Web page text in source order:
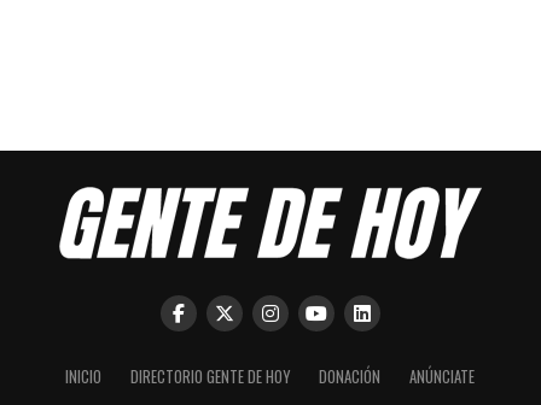
INICIO DIRECTORIO GENTE DE HOY DONACIÓN ANÚNCIATE